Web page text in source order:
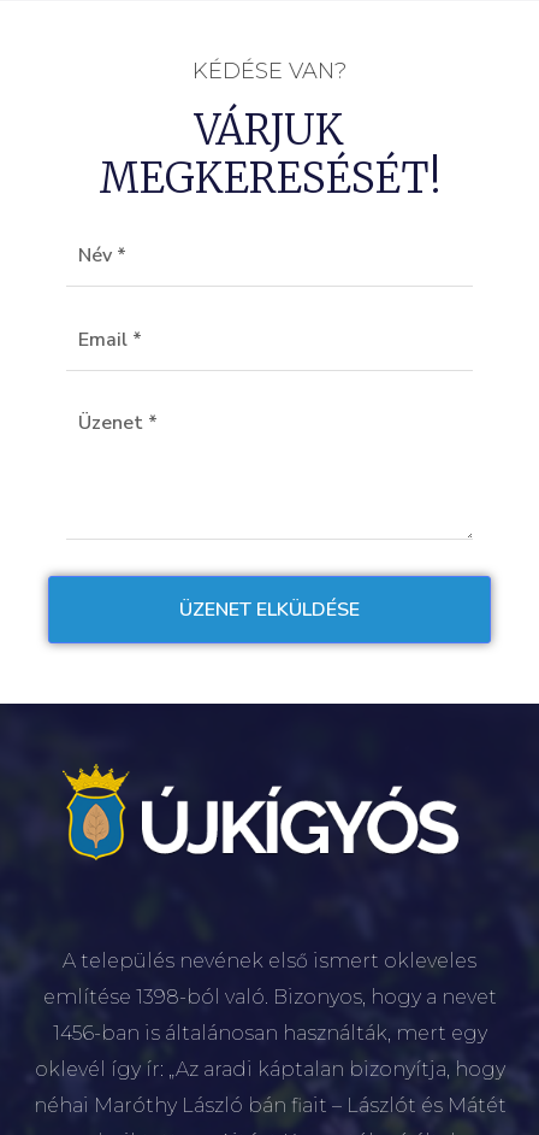
KÉDÉSE VAN?
VÁRJUK
MEGKERESÉSÉT!
A település nevének első ismert okleveles
említése 1398-ból való. Bizonyos, hogy a nevet
1456-ban is általánosan használták, mert egy
oklevél így ír: „Az aradi káptalan bizonyítja, hogy
néhai Maróthy László bán fiait – Lászlót és Mátét